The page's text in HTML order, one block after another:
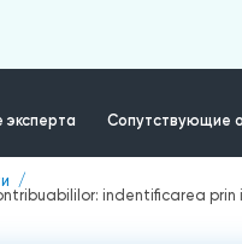
эксперта Сопутствующие
indentificarea